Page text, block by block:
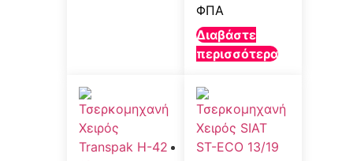
ΦΠΑ
Διαβάστε
περισσότερα